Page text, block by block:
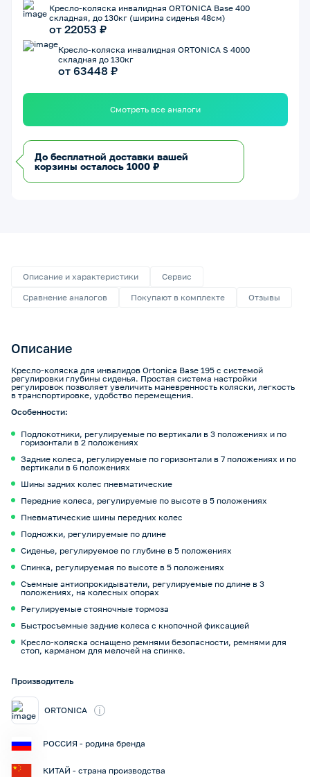
Кресло-коляска инвалидная ORTONICA Base 400
складная, до 130кг (ширина сиденья 48см)
от 22053 ₽
Кресло-коляска инвалидная ORTONICA S 4000
складная до 130кг
от 63448 ₽
Смотреть все аналоги
До бесплатной доставки вашей
корзины осталось 1000 ₽
Описание и характеристики
Сервис
Сравнение аналогов
Покупают в комплекте Отзывы
Описание
Кресло-коляска для инвалидов Ortonica Base 195 с системой
регулировки глубины сиденья. Простая система настройки
регулировок позволяет увеличить маневренность коляски, легкость
в транспортировке, удобство перемещения.
Особенности:
Подлокотники, регулируемые по вертикали в 3 положениях и по
горизонтали в 2 положениях
Задние колеса, регулируемые по горизонтали в 7 положениях и по
вертикали в 6 положениях
Шины задних колес пневматические
Передние колеса, регулируемые по высоте в 5 положениях
Пневматические шины передних колес
Подножки, регулируемые по длине
Сиденье, регулируемое по глубине в 5 положениях
Спинка, регулируемая по высоте в 5 положениях
Съемные антиопрокидыватели, регулируемые по длине в 3
положениях, на колесных опорах
Регулируемые стояночные тормоза
Быстросъемные задние колеса с кнопочной фиксацией
Кресло-коляска оснащено ремнями безопасности, ремнями для
стоп, карманом для мелочей на спинке.
Производитель
ORTONICA i
РОССИЯ - родина бренда
КИТАЙ - страна производства